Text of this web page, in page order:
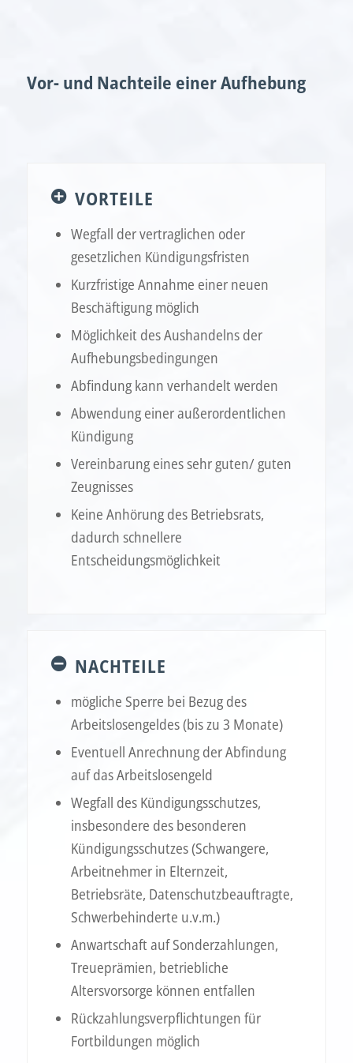
Vor- und Nachteile einer Aufhebung
VORTEILE
Wegfall der vertraglichen oder
gesetzlichen Kündigungsfristen
Kurzfristige Annahme einer neuen
Beschäftigung möglich
Möglichkeit des Aushandelns der
Aufhebungsbedingungen
Abfindung kann verhandelt werden
Abwendung einer außerordentlichen
Kündigung
Vereinbarung eines sehr guten/ guten
Zeugnisses
Keine Anhörung des Betriebsrats,
dadurch schnellere
Entscheidungsmöglichkeit
NACHTEILE
mögliche Sperre bei Bezug des
Arbeitslosengeldes (bis zu 3 Monate)
Eventuell Anrechnung der Abfindung
auf das Arbeitslosengeld
Wegfall des Kündigungsschutzes,
insbesondere des besonderen
Kündigungsschutzes (Schwangere,
Arbeitnehmer in Elternzeit,
Betriebsräte, Datenschutzbeauftragte,
Schwerbehinderte u.v.m.)
Anwartschaft auf Sonderzahlungen,
Treueprämien, betriebliche
Altersvorsorge können entfallen
Rückzahlungsverpflichtungen für
Fortbildungen möglich